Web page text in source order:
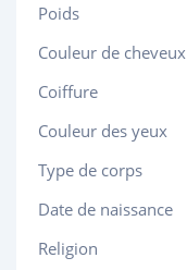
Poids
Couleur de cheveux
Coiffure
Couleur des yeux
Type de corps
Date de naissance
Religion